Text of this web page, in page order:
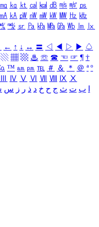
㎎ ㎏ ㏏ ㎈ ㎉ ㏈ ㎧ ㎨ ㎰
㎃ ㎄ ㎺ ㎻ ㎽ ㎾ ㎿ ㎐ ㎑
㎯ ㏛ ㎩ ㎪ ㎫ ㎬ ㏝ ㏐
㏓
← ↑ ↓ ↔ 〓 ◁ ◀ ▷ ▶ ♤
▧ ▦ ▩ ♨ ☏ ☎ ☜ ☞ ¶ †
™ ㏂ ㏘ ℡ ＃ ＆ ＊ ＠ ª º
Ⅳ Ⅴ Ⅵ Ⅶ Ⅷ Ⅸ Ⅹ
ب ت ث ج ح خ د ذ ر ز س